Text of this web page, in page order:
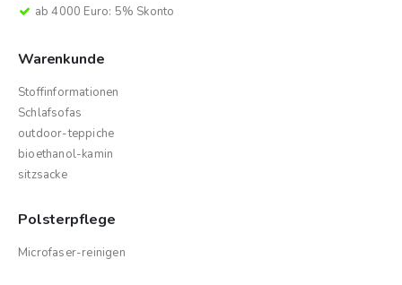
ab 4000 Euro: 5% Skonto
Warenkunde
Stoffinformationen
Schlafsofas
outdoor-teppiche
bioethanol-kamin
sitzsacke
Polsterpflege
Microfaser-reinigen